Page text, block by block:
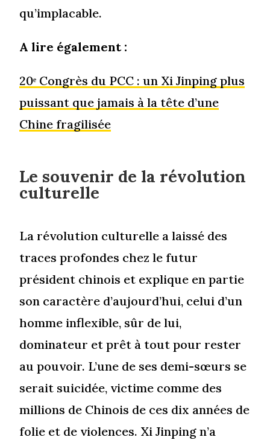
qu’implacable.
A lire également :
20ᵉ Congrès du PCC : un Xi Jinping plus
puissant que jamais à la tête d’une
Chine fragilisée
Le souvenir de la révolution
culturelle
La révolution culturelle a laissé des
traces profondes chez le futur
président chinois et explique en partie
son caractère d’aujourd’hui, celui d’un
homme inflexible, sûr de lui,
dominateur et prêt à tout pour rester
au pouvoir. L’une de ses demi-sœurs se
serait suicidée, victime comme des
millions de Chinois de ces dix années de
folie et de violences. Xi Jinping n’a